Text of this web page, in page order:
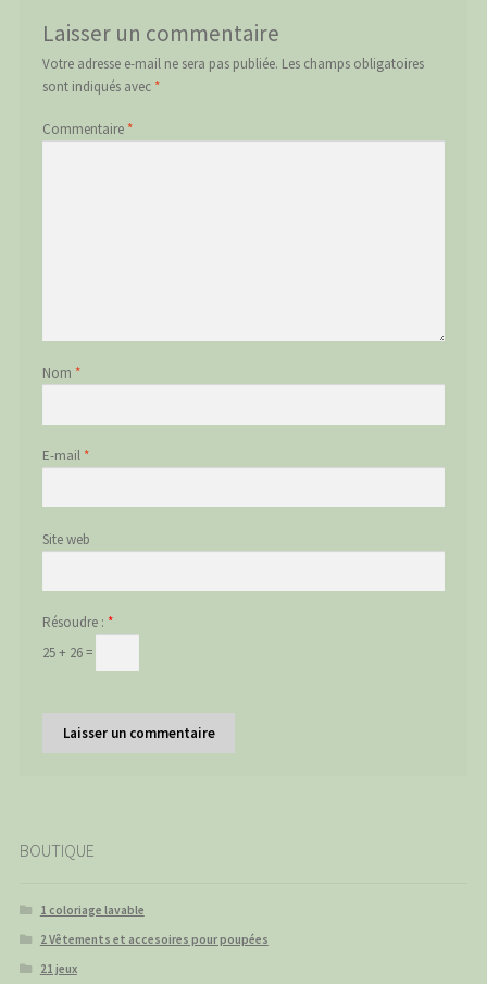
Laisser un commentaire
Votre adresse e-mail ne sera pas publiée. Les champs obligatoires
sont indiqués avec *
Commentaire *
Nom *
E-mail *
Site web
Résoudre : *
25 + 26 =
BOUTIQUE
1 coloriage lavable
2 Vêtements et accesoires pour poupées
21 jeux